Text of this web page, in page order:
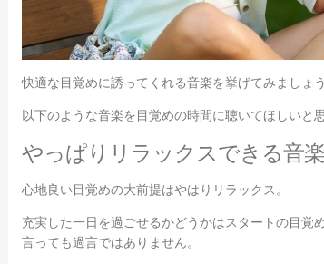
快適な目覚めに誘ってくれる音楽を挙げてみましょう
以下のような音楽を目覚めの時間に聴いてほしいと思
やっぱりリラックスできる音
心地良い目覚めの大前提はやはりリラックス。
充実した一日を過ごせるかどうかはスタートの目覚
言っても過言ではありません。